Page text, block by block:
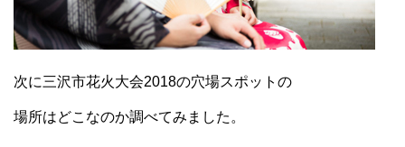
次に三沢市花火大会2018の穴場スポットの
場所はどこなのか調べてみました。